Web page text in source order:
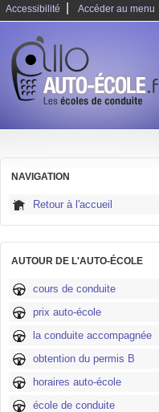
Accessibilité Accéder au menu
NAVIGATION
Retour à l'accueil
AUTOUR DE L'AUTO-ÉCOLE
cours de conduite
prix auto-école
la conduite accompagnée
obtention du permis B
horaires auto-école
école de conduite